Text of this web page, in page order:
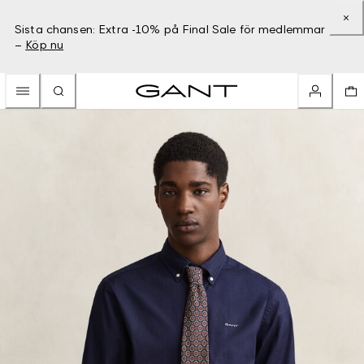
Sista chansen: Extra -10% på Final Sale för medlemmar
– Köp nu